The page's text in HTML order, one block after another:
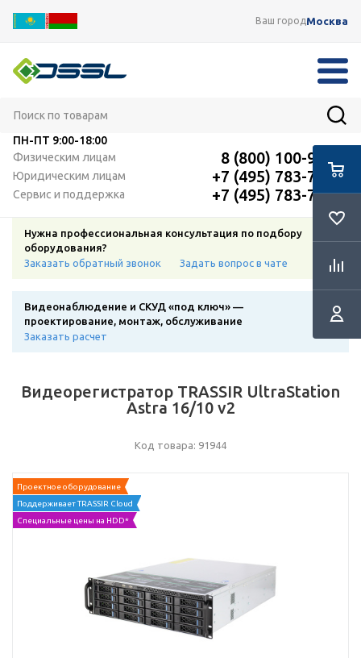
Ваш городМосква
ПН-ПТ 9:00-18:00
Физическим лицам
8 (800) 100-91-12
Юридическим лицам +7 (495) 783-72-87
Сервис и поддержка +7 (495) 783-72-87
Нужна профессиональная консультация по подбору
оборудования?
Заказать обратный звонок
Задать вопрос в чате
Видеонаблюдение и СКУД «под ключ» —
проектирование, монтаж, обслуживание
Заказать расчет
Видеорегистратор TRASSIR UltraStation
Astra 16/10 v2
Код товара: 91944
Проектное оборудование
Поддерживает TRASSIR Cloud
Специальные цены на HDD*